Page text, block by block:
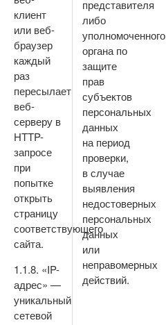
клиент
или веб-
браузер
каждый
раз
пересылает
веб-
серверу в
HTTP-
запросе
при
попытке
открыть
страницу
соответствующего
сайта.
1.1.8. «IP-
адрес» —
уникальный
сетевой
представителя
либо
уполномоченного
органа по
защите
прав
субъектов
персональных
данных
на период
проверки,
в случае
выявления
недостоверных
персональных
данных
или
неправомерных
действий.